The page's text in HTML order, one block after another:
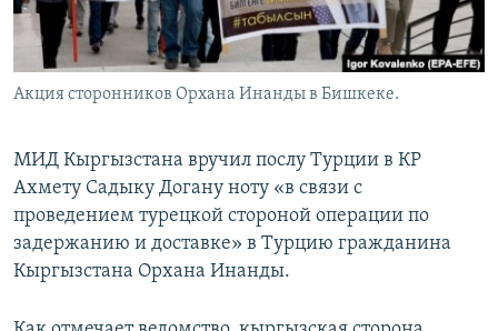
Акция сторонников Орхана Инанды в Бишкеке.
МИД Кыргызстана вручил послу Турции в КР
Ахмету Садыку Догану ноту «в связи с
проведением турецкой стороной операции по
задержанию и доставке» в Турцию гражданина
Кыргызстана Орхана Инанды.